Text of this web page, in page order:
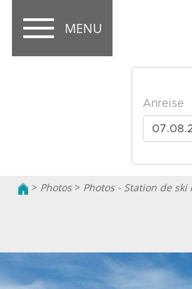
MENU
> Photos> Photos - Station de